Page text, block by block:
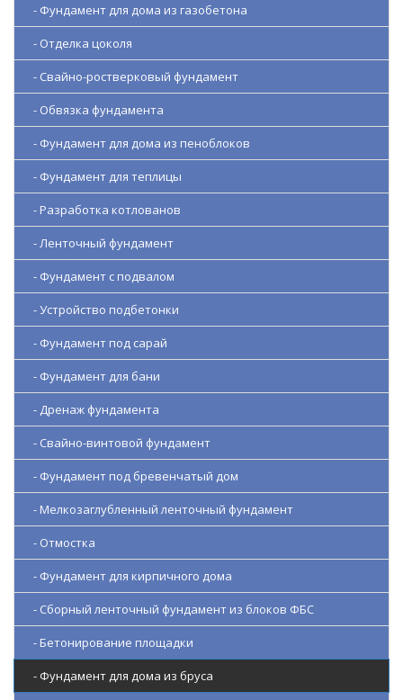
- Фундамент для дома из газобетона
- Отделка цоколя
- Свайно-ростверковый фундамент
- Обвязка фундамента
- Фундамент для дома из пеноблоков
- Фундамент для теплицы
- Разработка котлованов
- Ленточный фундамент
- Фундамент с подвалом
- Устройство подбетонки
- Фундамент под сарай
- Фундамент для бани
- Дренаж фундамента
- Свайно-винтовой фундамент
- Фундамент под бревенчатый дом
- Мелкозаглубленный ленточный фундамент
- Отмостка
- Фундамент для кирпичного дома
- Сборный ленточный фундамент из блоков ФБС
- Бетонирование площадки
- Фундамент для дома из бруса